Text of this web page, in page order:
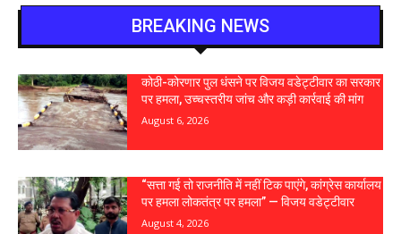
BREAKING NEWS
कोठी-कोरणार पुल धंसने पर विजय वडेट्टीवार का सरकार
पर हमला, उच्चस्तरीय जांच और कड़ी कार्रवाई की मांग
August 6, 2026
“सत्ता गई तो राजनीति में नहीं टिक पाएंगे, कांग्रेस कार्यालय
पर हमला लोकतंत्र पर हमला” — विजय वडेट्टीवार
August 4, 2026